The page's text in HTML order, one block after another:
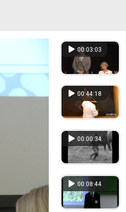
00:03:03
00:44:18
00:00:34
00:08:44